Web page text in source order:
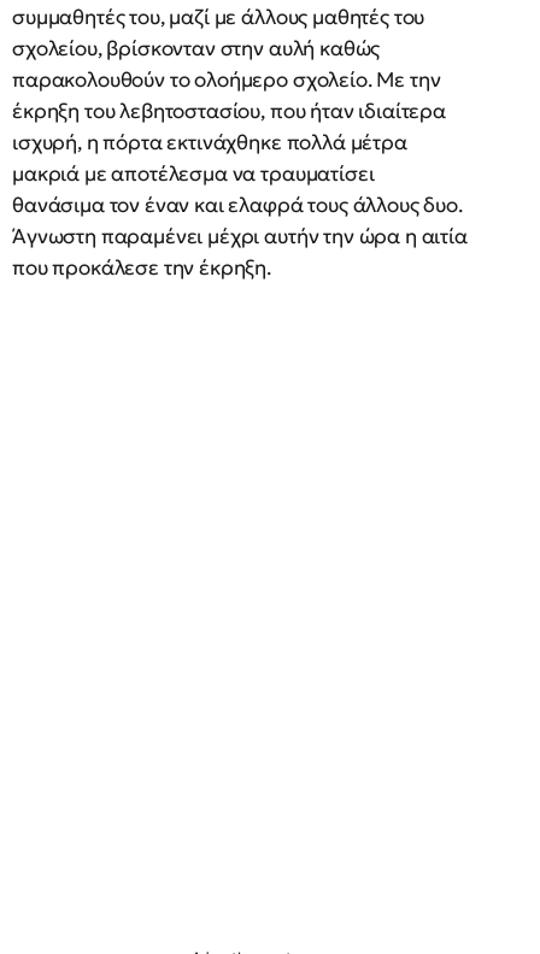
συμμαθητές του, μαζί με άλλους μαθητές του
σχολείου, βρίσκονταν στην αυλή καθώς
παρακολουθούν το ολοήμερο σχολείο. Με την
έκρηξη του λεβητοστασίου, που ήταν ιδιαίτερα
ισχυρή, η πόρτα εκτινάχθηκε πολλά μέτρα
μακριά με αποτέλεσμα να τραυματίσει
θανάσιμα τον έναν και ελαφρά τους άλλους δυο.
Άγνωστη παραμένει μέχρι αυτήν την ώρα η αιτία
που προκάλεσε την έκρηξη.